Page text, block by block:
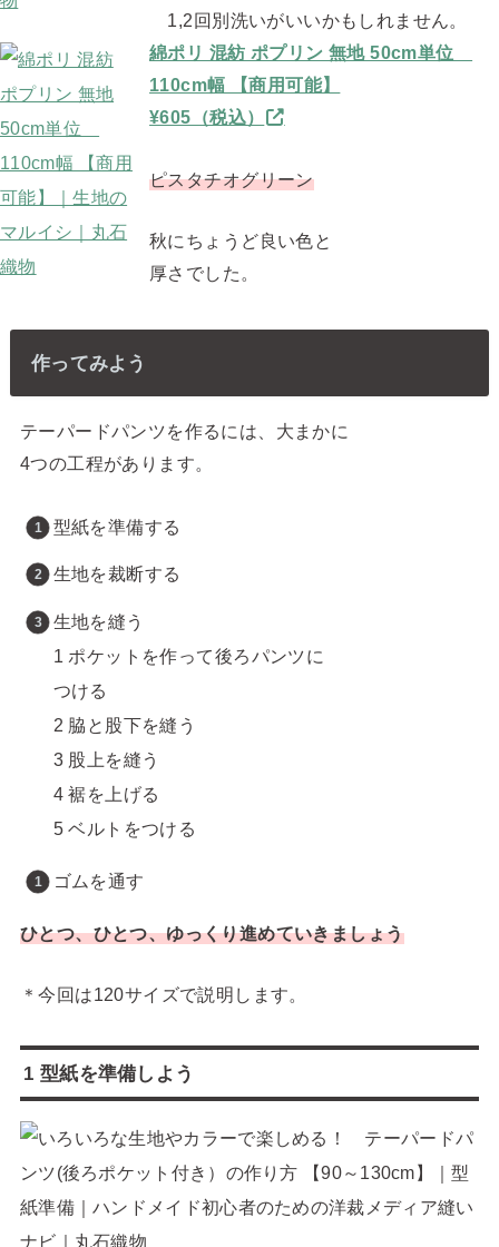
1,2回別洗いがいいかもしれません。
綿ポリ 混紡 ポプリン 無地 50cm単位
110cm幅 【商用可能】
¥605（税込）
ピスタチオグリーン
秋にちょうど良い色と
厚さでした。
作ってみよう
テーパードパンツを作るには、大まかに
4つの工程があります。
型紙を準備する
生地を裁断する
生地を縫う
1 ポケットを作って後ろパンツに
つける
2 脇と股下を縫う
3 股上を縫う
4 裾を上げる
5 ベルトをつける
ゴムを通す
ひとつ、ひとつ、ゆっくり進めていきましょう
＊今回は120サイズで説明します。
1 型紙を準備しよう